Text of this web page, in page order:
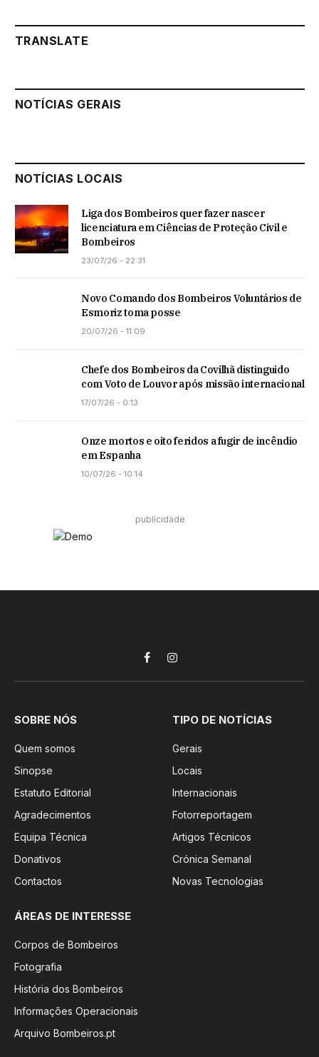
TRANSLATE
NOTÍCIAS GERAIS
NOTÍCIAS LOCAIS
Liga dos Bombeiros quer fazer nascer
licenciatura em Ciências de Proteção Civil e
Bombeiros
23/07/26 - 22:31
Novo Comando dos Bombeiros Voluntários de
Esmoriz toma posse
20/07/26 - 11:09
Chefe dos Bombeiros da Covilhã distinguido
com Voto de Louvor após missão internacional
17/07/26 - 0:13
Onze mortos e oito feridos a fugir de incêndio
em Espanha
10/07/26 - 10:14
publicidade
FacebookInstagram
SOBRE NÓS
Quem somos
Sinopse
Estatuto Editorial
Agradecimentos
Equipa Técnica
Donativos
Contactos
TIPO DE NOTÍCIAS
Gerais
Locais
Internacionais
Fotorreportagem
Artigos Técnicos
Crónica Semanal
Novas Tecnologias
ÁREAS DE INTERESSE
Corpos de Bombeiros
Fotografia
História dos Bombeiros
Informações Operacionais
Arquivo Bombeiros.pt